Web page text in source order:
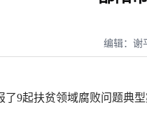
编辑：谢
9起扶贫领域腐败问题典